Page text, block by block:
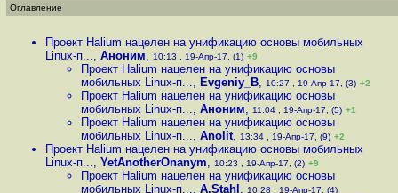
Оглавление
Проект Halium нацелен на унификацию основы мобильных
Linux-п..., Аноним, 10:13 , 19-Апр-17, (1) +9
Проект Halium нацелен на унификацию основы
мобильных Linux-п..., Evgeniy_B, 10:27 , 19-Апр-17, (3) +2
Проект Halium нацелен на унификацию основы
мобильных Linux-п..., Аноним, 11:04 , 19-Апр-17, (5) +1
Проект Halium нацелен на унификацию основы
мобильных Linux-п..., Anolit, 13:34 , 19-Апр-17, (9) +2
Проект Halium нацелен на унификацию основы мобильных
Linux-п..., YetAnotherOnanym, 10:23 , 19-Апр-17, (2) +9
Проект Halium нацелен на унификацию основы
мобильных Linux-п..., A.Stahl , 10:28 , 19-Апр-17, (4)